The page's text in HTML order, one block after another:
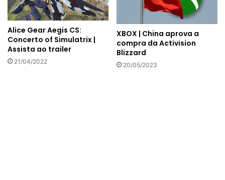
Alice Gear Aegis CS:
Concerto of Simulatrix |
Assista ao trailer
21/04/2022
XBOX | China aprova a
compra da Activision
Blizzard
20/05/2023